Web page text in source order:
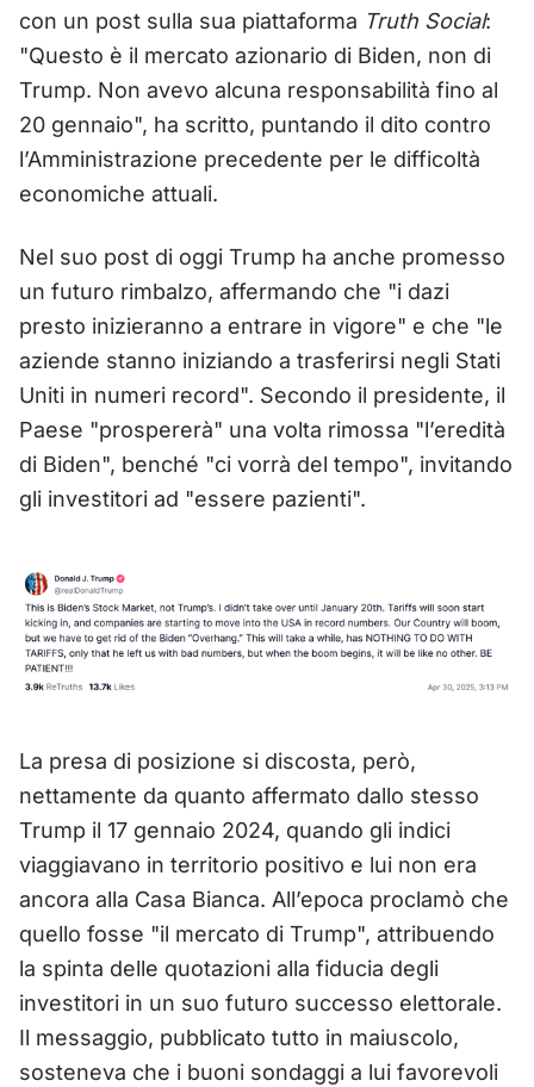
con un post sulla sua piattaforma Truth Social:
"Questo è il mercato azionario di Biden, non di
Trump. Non avevo alcuna responsabilità fino al
20 gennaio", ha scritto, puntando il dito contro
l’Amministrazione precedente per le difficoltà
economiche attuali.
Nel suo post di oggi Trump ha anche promesso
un futuro rimbalzo, affermando che "i dazi
presto inizieranno a entrare in vigore" e che "le
aziende stanno iniziando a trasferirsi negli Stati
Uniti in numeri record". Secondo il presidente, il
Paese "prospererà" una volta rimossa "l’eredità
di Biden", benché "ci vorrà del tempo", invitando
gli investitori ad "essere pazienti".
La presa di posizione si discosta, però,
nettamente da quanto affermato dallo stesso
Trump il 17 gennaio 2024, quando gli indici
viaggiavano in territorio positivo e lui non era
ancora alla Casa Bianca. All’epoca proclamò che
quello fosse "il mercato di Trump", attribuendo
la spinta delle quotazioni alla fiducia degli
investitori in un suo futuro successo elettorale.
Il messaggio, pubblicato tutto in maiuscolo,
sosteneva che i buoni sondaggi a lui favorevoli